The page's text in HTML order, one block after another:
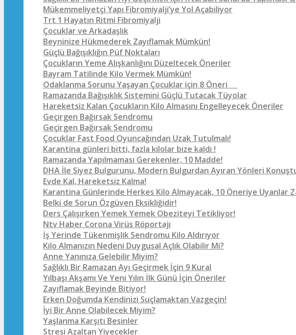
Mükemmeliyetçi Yapı Fibromiyalji’ye Yol Açabiliyor
Trt 1 Hayatın Ritmi Fibromiyalji
Çocuklar ve Arkadaşlık
Beyninize Hükmederek Zayıflamak Mümkün!
Güçlü Bağışıklığın Püf Noktaları
Çocukların Yeme Alışkanlığını Düzeltecek Öneriler
Bayram Tatilinde Kilo Vermek Mümkün!
Odaklanma Sorunu Yaşayan Çocuklar için 8 Öneri
Ramazanda Bağışıklık Sistemini Güçlü Tutacak Tüyolar
Hareketsiz Kalan Çocukların Kilo Almasını Engelleyecek Öneriler
Geçirgen Bağırsak Sendromu
Geçirgen Bağırsak Sendromu
Çocuklar Fast Food Oyuncağından Uzak Tutulmalı!
Karantina günleri bitti, fazla kilolar bize kaldı !
Ramazanda Yapılmaması Gerekenler, 10 Madde!
DHA İle Siyez Bulgurunu, Modern Bulgurdan Ayıran Yönleri
Evde Kal, Hareketsiz Kalma!
Karantina Günlerinde Herkes Kilo Almayacak, 10 Öneriye Uyanlar
Belki de Sorun Özgüven Eksikliğidir!
Ders Çalışırken Yemek Yemek Obeziteyi Tetikliyor!
Ntv Haber Corona Virüs Röportajı
İş Yerinde Tükenmişlik Sendromu Kilo Aldırıyor
Kilo Almanızın Nedeni Duygusal Açlık Olabilir Mi?
Anne Yanınıza Gelebilir Miyim?
Sağlıklı Bir Ramazan Ayı Geçirmek İçin 9 Kural
Yılbaşı Akşamı Ve Yeni Yılın İlk Günü İçin Öneriler
Zayıflamak Beyinde Bitiyor!
Erken Doğumda Kendinizi Suçlamaktan Vazgeçin!
İyi Bir Anne Olabilecek Miyim?
Yaşlanma Karşıtı Besinler
Stresi Azaltan Yiyecekler